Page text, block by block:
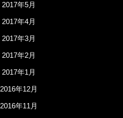
2017年5月
2017年4月
2017年3月
2017年2月
2017年1月
2016年12月
2016年11月